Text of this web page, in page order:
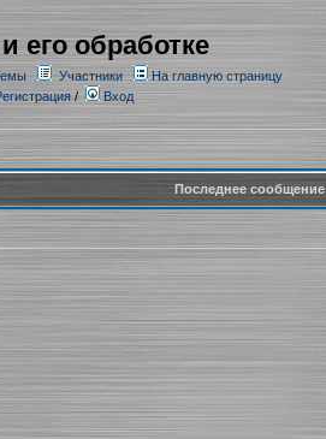
его обработке
Участники
На главную страницу
/ Вход
Последнее сообщение